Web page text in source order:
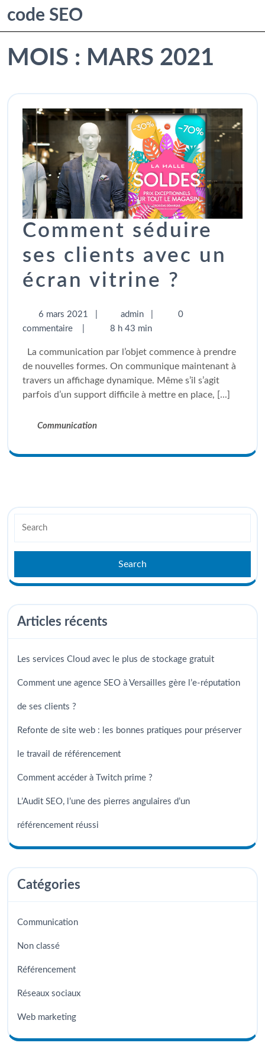
code SEO
MOIS : MARS 2021
Comment séduire
ses clients avec un
écran vitrine ?
6 mars 2021 admin
0
commentaire
8 h 43 min
La communication par l’objet commence à prendre
de nouvelles formes. On communique maintenant à
travers un affichage dynamique. Même s’il s’agit
parfois d’un support difficile à mettre en place, [...]
Communication
Articles récents
Les services Cloud avec le plus de stockage gratuit
Comment une agence SEO à Versailles gère l’e-réputation
de ses clients ?
Refonte de site web : les bonnes pratiques pour préserver
le travail de référencement
Comment accéder à Twitch prime ?
L’Audit SEO, l’une des pierres angulaires d’un
référencement réussi
Catégories
Communication
Non classé
Référencement
Réseaux sociaux
Web marketing